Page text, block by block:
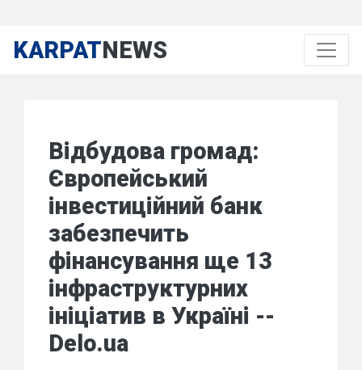
KARPATNEWS
Відбудова громад:
Європейський
інвестиційний банк
забезпечить
фінансування ще 13
інфраструктурних
ініціатив в Україні --
Delo.ua